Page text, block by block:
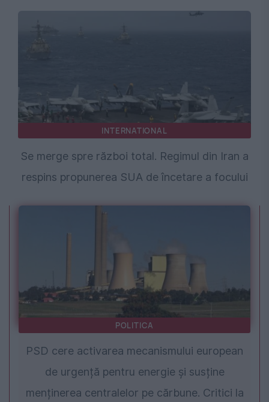
INTERNATIONAL
Se merge spre război total. Regimul din Iran a
respins propunerea SUA de încetare a focului
POLITICA
PSD cere activarea mecanismului european
de urgență pentru energie și susține
menținerea centralelor pe cărbune. Critici la